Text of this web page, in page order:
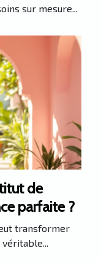
sur mesure...
de
parfaite ?
transformer